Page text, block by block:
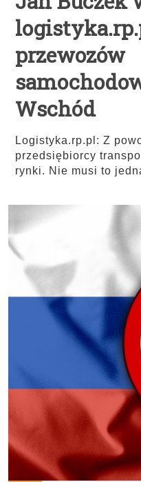
przewozów
Wschód
Logistyka.rp.pl: Z
przedsiębiorcy
rynki. Nie musi to